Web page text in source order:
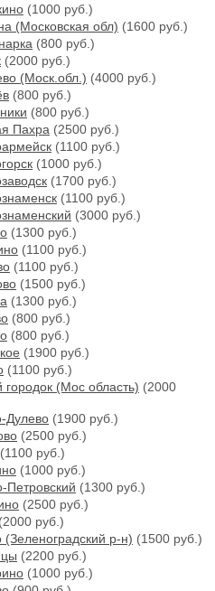
(1000 руб.)
(Московская обл) (1600 руб.)
(800 руб.)
(2000 руб.)
(Моск.обл.) (4000 руб.)
(800 руб.)
(800 руб.)
Пахра (2500 руб.)
(1100 руб.)
(1000 руб.)
(1700 руб.)
(1100 руб.)
(3000 руб.)
(1300 руб.)
(1100 руб.)
(1100 руб.)
(1500 руб.)
(1300 руб.)
(800 руб.)
(800 руб.)
(1900 руб.)
(1100 руб.)
городок (Мос область) (2000
Дулево (1900 руб.)
(2500 руб.)
(1100 руб.)
(1000 руб.)
Петровский (1300 руб.)
(2500 руб.)
(2000 руб.)
(Зеленоградский р-н) (1500 руб.)
(2200 руб.)
(1000 руб.)